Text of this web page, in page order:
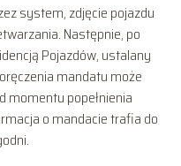
system, zdjęcie pojazdu
Następnie, po
Pojazdów, ustalany
mandatu może
momentu popełnienia
o mandacie trafia do